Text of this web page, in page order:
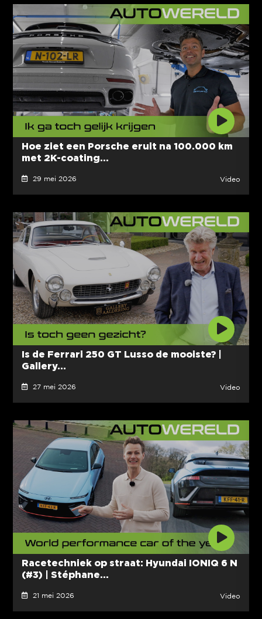
Hoe ziet een Porsche eruit na 100.000 km
met 2K-coating...
29 mei 2026 Video
Is de Ferrari 250 GT Lusso de mooiste? |
Gallery...
27 mei 2026 Video
Racetechniek op straat: Hyundai IONIQ 6 N
(#3) | Stéphane...
21 mei 2026 Video